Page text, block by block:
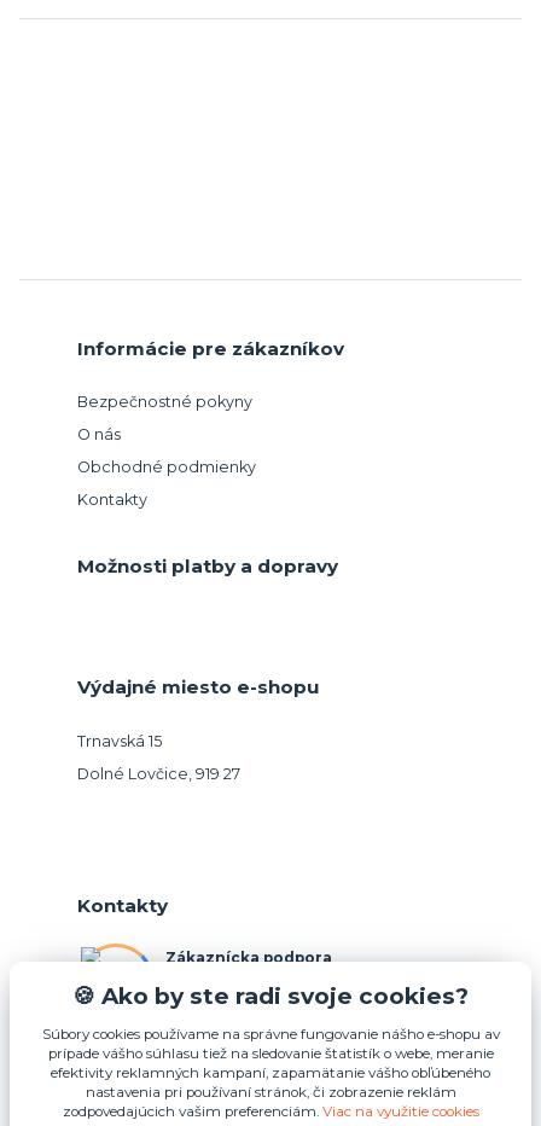
Informácie pre zákazníkov
Bezpečnostné pokyny
O nás
Obchodné podmienky
Kontakty
Možnosti platby a dopravy
Výdajné miesto e-shopu
Trnavská 15
Dolné Lovčice, 919 27
Kontakty
Zákaznícka podpora
(Po-Pia, 10-15 hod.)
info@podnosy.sk
🍪 Ako by ste radi svoje cookies?
Súbory cookies používame na správne fungovanie nášho e-shopu av
prípade vášho súhlasu tiež na sledovanie štatistík o webe, meranie
efektivity reklamných kampaní, zapamätanie vášho obľúbeného
nastavenia pri používaní stránok, či zobrazenie reklám
zodpovedajúcich vašim preferenciám. Viac na využitie cookies